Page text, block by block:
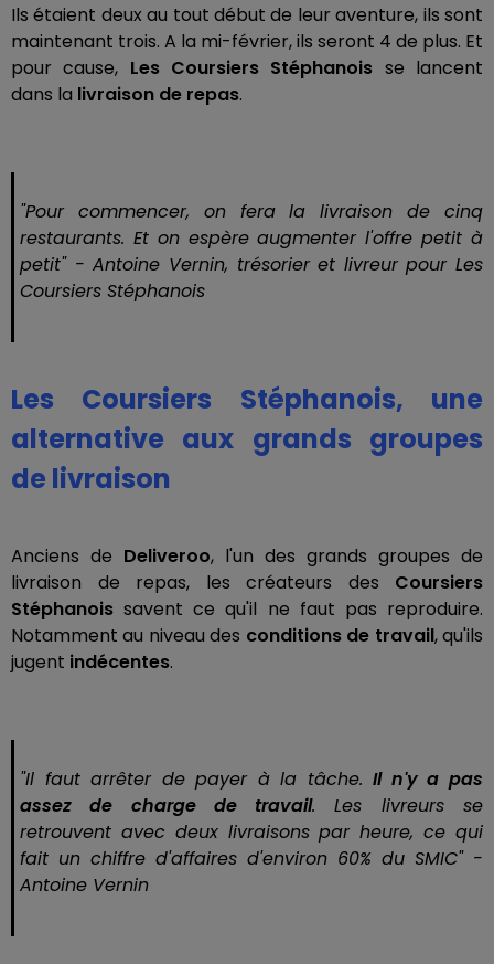
Ils étaient deux au tout début de leur aventure, ils sont
maintenant trois. A la mi-février, ils seront 4 de plus. Et
pour cause, Les Coursiers Stéphanois se lancent
dans la livraison de repas.
"Pour commencer, on fera la livraison de cinq
restaurants. Et on espère augmenter l'offre petit à
petit" - Antoine Vernin, trésorier et livreur pour Les
Coursiers Stéphanois
Les Coursiers Stéphanois, une
alternative aux grands groupes
de livraison
Anciens de Deliveroo, l'un des grands groupes de
livraison de repas, les créateurs des Coursiers
Stéphanois savent ce qu'il ne faut pas reproduire.
Notamment au niveau des conditions de travail, qu'ils
jugent indécentes.
"Il faut arrêter de payer à la tâche.Il n'y a pas
assez de charge de travail. Les livreurs se
retrouvent avec deux livraisons par heure, ce qui
fait un chiffre d'affaires d'environ 60% du SMIC" -
Antoine Vernin